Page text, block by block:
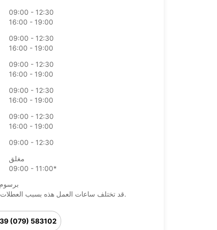
09:00 - 12:30
16:00 - 19:00
09:00 - 12:30
16:00 - 19:00
09:00 - 12:30
16:00 - 19:00
09:00 - 12:30
16:00 - 19:00
09:00 - 12:30
16:00 - 19:00
09:00 - 12:30
مغلق
09:00 - 11:00*
قد تختلف ساعات العمل هذه بسبب العطلات الرسمية.
(079) 583102